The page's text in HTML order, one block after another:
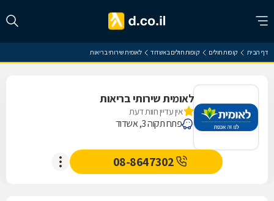
דף הבית קופות חולים קופות חולים באשדוד לאומית שירותי בריאות
לאומית שירותי בריאות
אין עדיין חוות דעת
פתח תקוה 3, אשדוד
08-8647302